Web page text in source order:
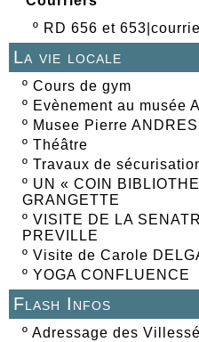
º RD 656 et
La vie locale
º Cours de gym
º Evènement au musée
º Musee Pierre ANDRES
º Théâtre
º Travaux de
º UN « COIN
GRANGETTE
º VISITE DE LA
PREVILLE
º Visite de Carole
º YOGA CONFLUENCE
Flash Infos
º Adressage des